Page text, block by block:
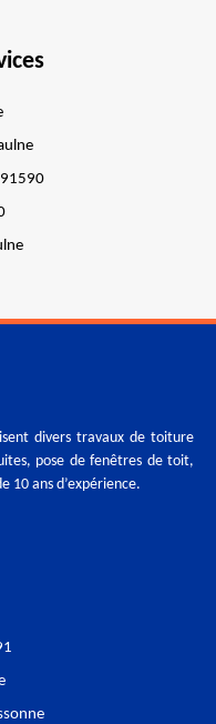
divers travaux de toiture
pose de fenêtres de toit,
10 ans d’expérience.